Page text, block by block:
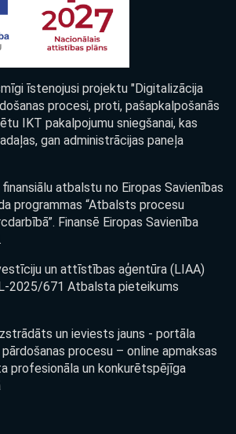
īstenojusi projektu "Digitalizācija
procesi, proti, pašapkalpošanās
IKT pakalpojumu sniegšanai, kas
gan administrācijas paneļa
atbalstu no Eiropas Savienības
programmas “Atbalsts procesu
Finansē Eiropas Savienība
un attīstības aģentūra (LIAA)
2025/671 Atbalsta pieteikums
un ieviests jauns - portāla
procesu – online apmaksas
profesionāla un konkurētspējīga